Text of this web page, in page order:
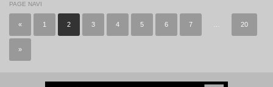
PAGE NAVI
« 1 2 3 4 5 6 7 20
»